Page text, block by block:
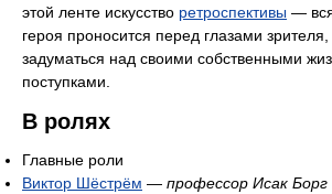
этой ленте искусство ретроспективы —
героя проносится перед глазами зрителя,
задуматься над своими собственными
поступками.
В ролях
Главные роли
Виктор Шёстрём — профессор Исак Борг